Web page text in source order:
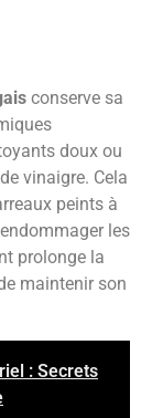
conserve sa
doux ou
vinaigre. Cela
peints à
les
prolonge la
maintenir son
: Secrets